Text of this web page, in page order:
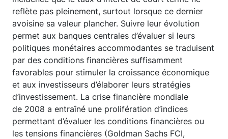
reflète pas pleinement, surtout lorsque ce dernier
avoisine sa valeur plancher. Suivre leur évolution
permet aux banques centrales d’évaluer si leurs
politiques monétaires accommodantes se traduisent
par des conditions financières suffisamment
favorables pour stimuler la croissance économique
et aux investisseurs d’élaborer leurs stratégies
d’investissement. La crise financière mondiale
de 2008 a entraîné une prolifération d’indices
permettant d’évaluer les conditions financières ou
les tensions financières (Goldman Sachs FCI,